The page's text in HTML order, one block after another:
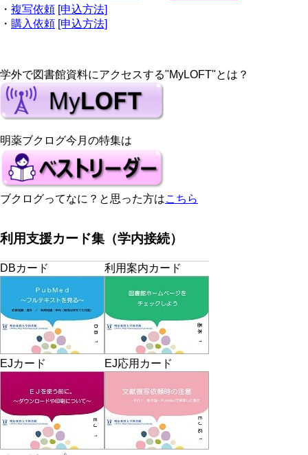
・ 複写依頼 [申込方法]
・ 購入依頼 [申込方法]
学外で図書館資料にアクセスする"MyLOFT"とは？
明薬ブクログ今月の特集は
ブクログってなに？と思った方はこちら
利用支援カード集（学内接続）
DBカード 利用案内カード
EJカード EJ応用カード